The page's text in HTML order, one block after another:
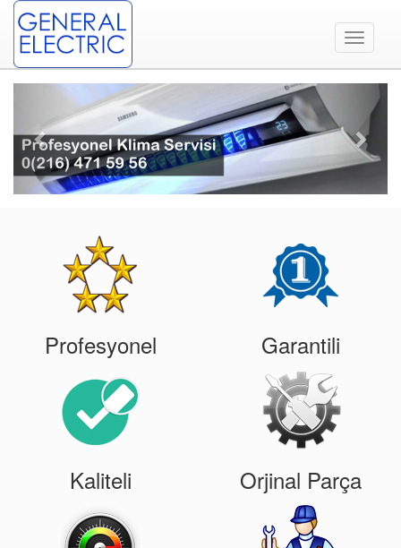
Toggle
Previous Next
Profesyonel Garantili
Kaliteli Orjinal Parça